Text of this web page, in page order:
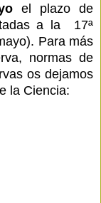
el plazo de
a la 17ª
Para más
normas de
os dejamos
la Ciencia: